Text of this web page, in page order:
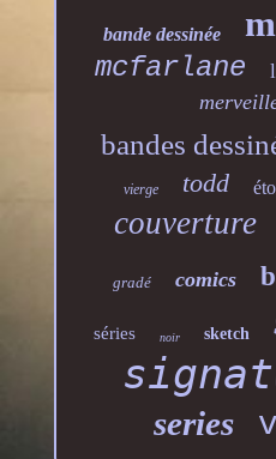
bande dessinée
mcfarlane
bandes
vierge todd
couverture
gradé comics
séries noir sketch
series